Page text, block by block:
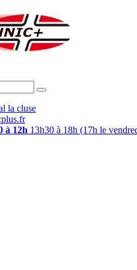
la cluse
à 12h 13h30 à 18h (17h le